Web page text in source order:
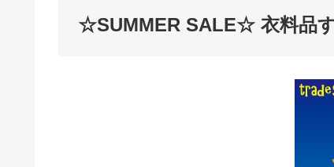
☆SUMMER SALE☆ 衣料品